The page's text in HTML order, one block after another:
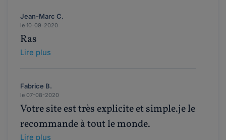
Jean-Marc C.
le 10-09-2020
Ras
Lire plus
Fabrice B.
le 07-08-2020
Votre site est très explicite et simple.je le
recommande à tout le monde.
Lire plus